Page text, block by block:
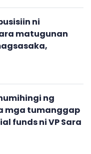
ni
matugunan
ng
mga tumanggap
funds ni VP Sara